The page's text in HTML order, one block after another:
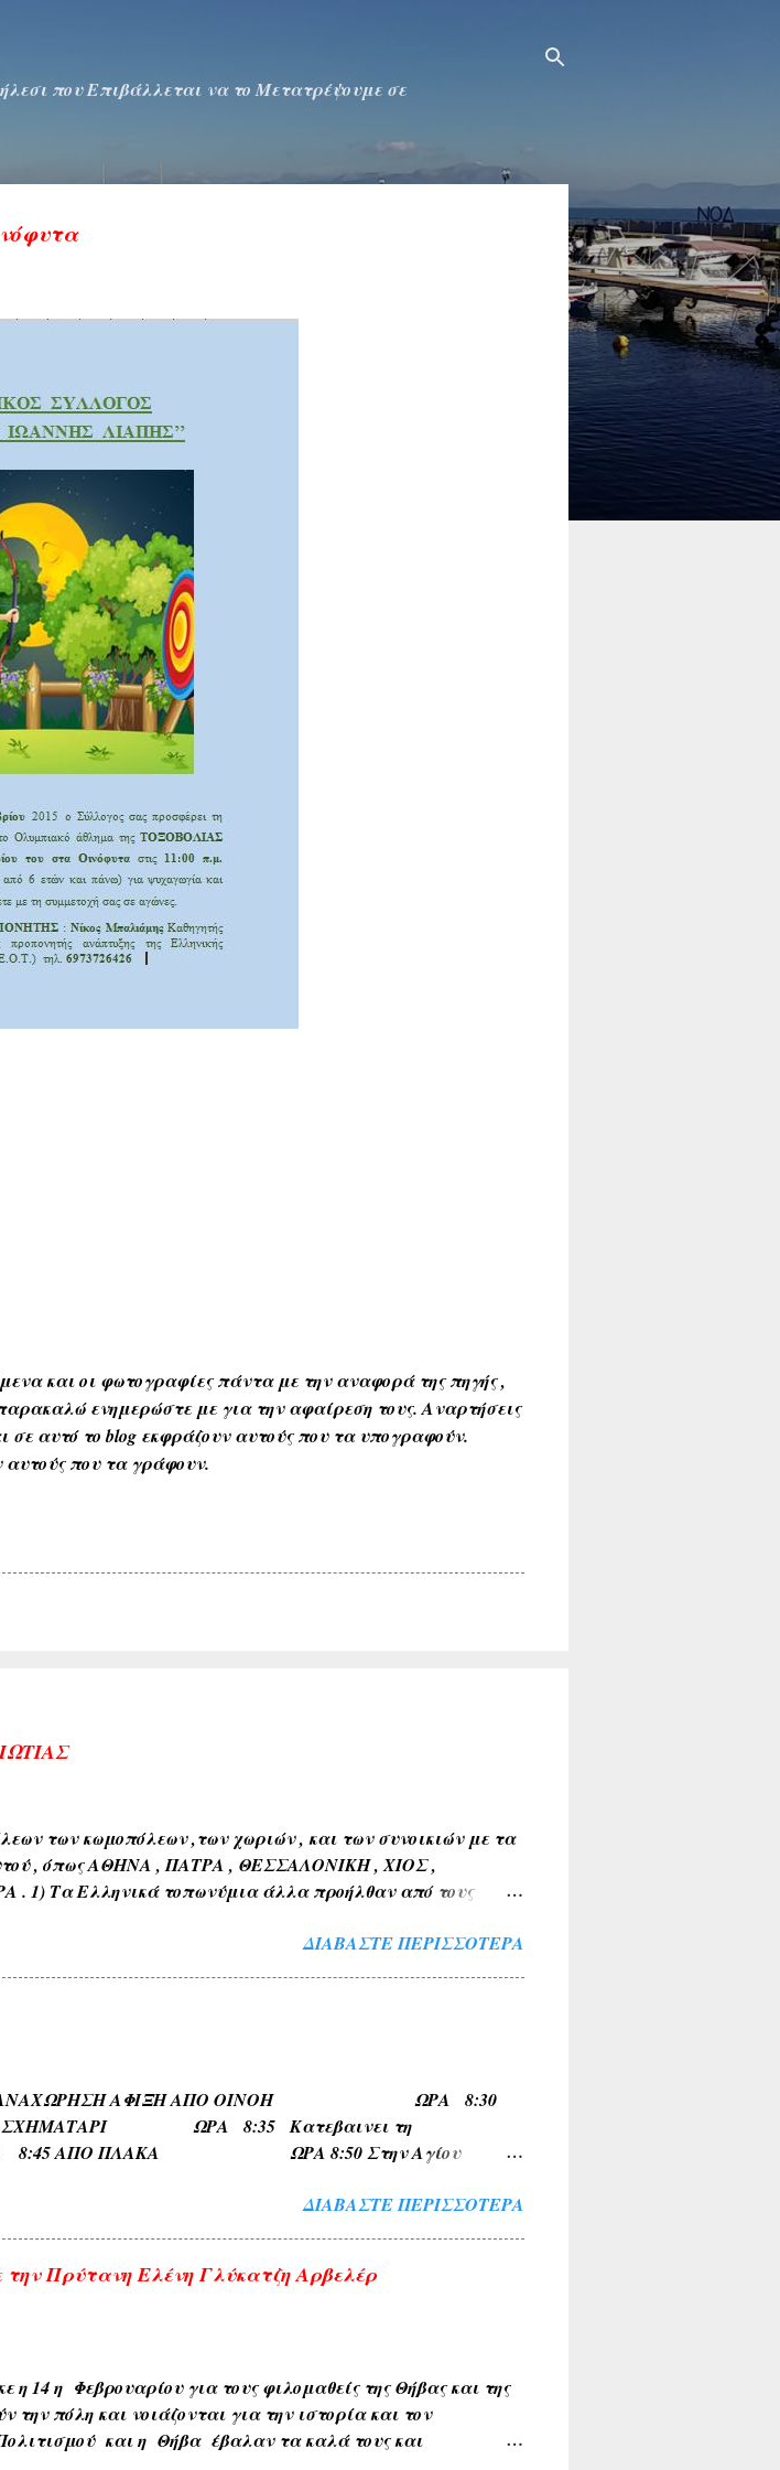
που Επιβάλλεται να το Μετατρέψουμε σε
και οι φωτογραφίες πάντα με την αναφορά της πηγής ,
ενημερώστε με για την αφαίρεση τους. Αναρτήσεις
αυτό το blog εκφράζουν αυτούς που τα υπογραφούν.
αυτούς που τα γράφουν.
των κωμοπόλεων ,των χωριών , και των συνοικιών με τα
, όπως ΑΘΗΝΑ , ΠΑΤΡΑ , ΘΕΣΣΑΛΟΝΙΚΗ , ΧΙΟΣ ,
1) Τα Ελληνικά τοπωνύμια άλλα προήλθαν από τους
όπως ( ΚΑΜΠΟΣ , ΜΑΚΡΥΚΑΜΠΟΣ , ΒΑΘΥΛΑΚΟΣ ) . 3) Από το
). 5) Εκ των φυομένων δένδρων και των εν γένει φυτών
φυτώνυμα , καρπώνυμα τοπωνύμια ( ΚΕΡΑΣΟΥΣ ,
που συχνάζουν τα ζώα Ζωώνυμα τοπωνύμια όπως
. 7) Εκ του ...
ΔΙΑΒΆΣΤΕ ΠΕΡΙΣΣΌΤΕΡΑ
ΑΝΑΧΩΡΗΣΗ ΑΦΙΞΗ ΑΠΟ ΟΙΝΟΗ ΩΡΑ 8:30
ΣΧΗΜΑΤΑΡΙ ΩΡΑ 8:35 Κατεβαινει τη
8:45 ΑΠΟ ΠΛΑΚΑ ΩΡΑ 8:50 Στην Αγίου
ΔΙΑΒΆΣΤΕ ΠΕΡΙΣΣΌΤΕΡΑ
Πρύτανη Ελένη Γλύκατζη Αρβελέρ
14 η Φεβρουαρίου για τους φιλομαθείς της Θήβας και της
την πόλη και νοιάζονται για την ιστορία και τον
και η Θήβα έβαλαν τα καλά τους και